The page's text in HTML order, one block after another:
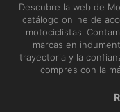
Descubre la web de
catálogo online de
motociclistas.
marcas en
trayectoria y la
compres con la